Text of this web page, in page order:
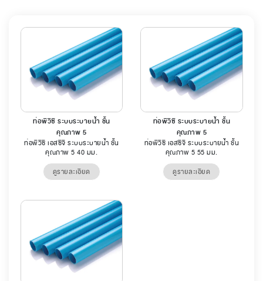
ท่อพีวีซี ระบบระบายน้ำ ชั้น
คุณภาพ 5
ท่อพีวีซี เอสซีจี ระบบระบายน้ำ ชั้น
คุณภาพ 5 40 มม.
ดูรายละเอียด
ท่อพีวีซี ระบบระบายน้ำ ชั้น
คุณภาพ 5
ท่อพีวีซี เอสซีจี ระบบระบายน้ำ ชั้น
คุณภาพ 5 55 มม.
ดูรายละเอียด